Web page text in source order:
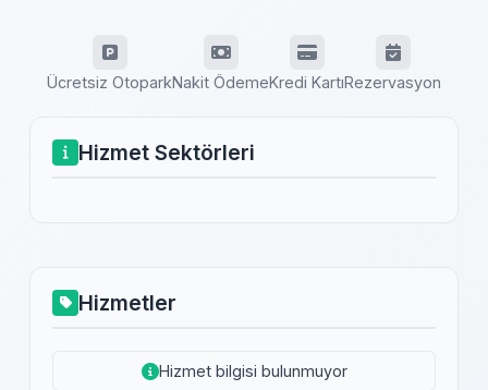
Ücretsiz OtoparkNakit ÖdemeKredi KartıRezervasyon
Hizmet Sektörleri
Hizmetler
Hizmet bilgisi bulunmuyor